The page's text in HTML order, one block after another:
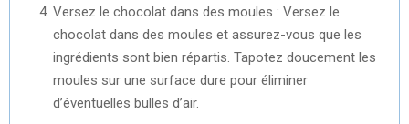
Versez le chocolat dans des moules : Versez le
chocolat dans des moules et assurez-vous que les
ingrédients sont bien répartis. Tapotez doucement les
moules sur une surface dure pour éliminer
d’éventuelles bulles d’air.